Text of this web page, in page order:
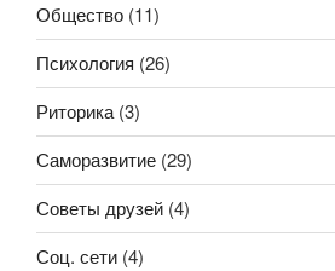
Общество (11)
Психология (26)
Риторика (3)
Саморазвитие (29)
Советы друзей (4)
Соц. сети (4)